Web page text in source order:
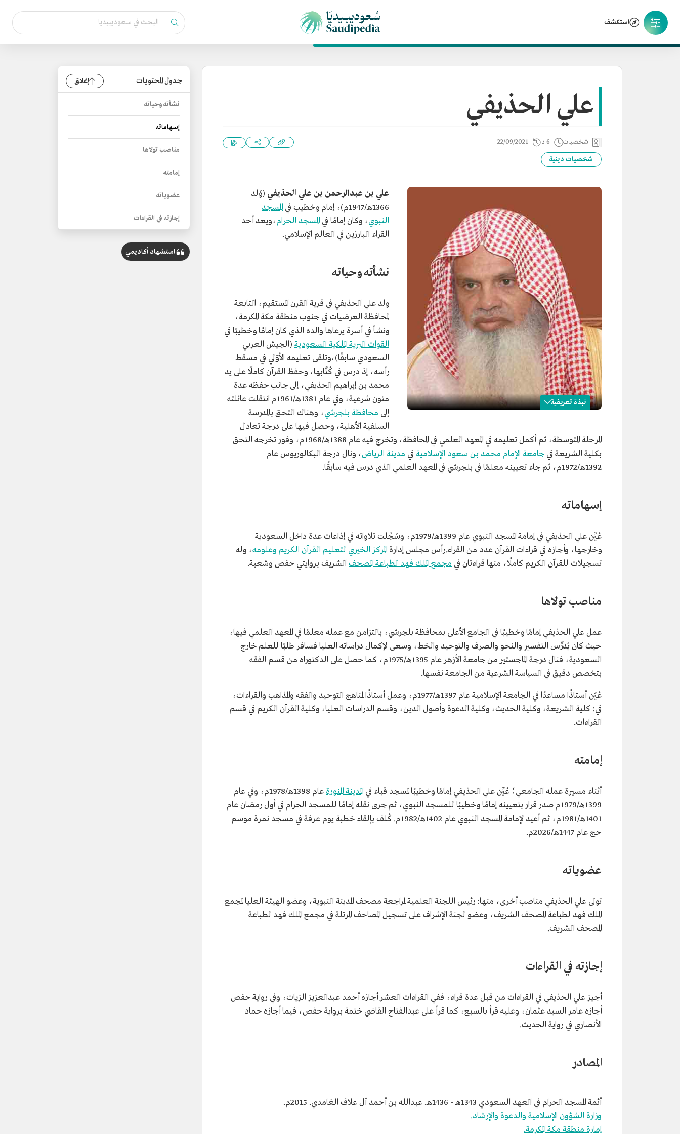
استكشف
علي الحذيفي
شخصيات 6 د 22/09/2021
شخصيات دينية
نبذة تعريفية
الاسم
علي الحذيفي.
تاريخ الميلاد
1947م.
محافظة العرضيات، منطقة مكة المكرمة.
تاريخ التعيين
علي بن عبدالرحمن بن علي الحذيفي (وُلد
1366هـ/1947م)، إمام وخطيب في
المسجد
النبوي، وكان إمامًا في المسجد الحرام،ويعد أحد
القراء البارزين في العالم الإسلامي.
نشأته وحياته
ولد علي الحذيفي في قرية القرن المستقيم، التابعة
لمحافظة العرضيات في جنوب منطقة مكة المكرمة،
ونشأ في أسرة يرعاها والده الذي كان إمامًا وخطيبًا في
القوات البرية الملكية السعودية (الجيش العربي
السعودي سابقًا)،وتلقى تعليمه الأوّلي في مسقط
رأسه، إذ درس في كُتَّابها، وحفظ القرآن كاملًا على يد
محمد بن إبراهيم الحذيفي، إلى جانب حفظه عدة
متون شرعية، وفي عام 1381هـ/1961م انتقلت عائلته
إلى محافظة بلجرشي، وهناك التحق بالمدرسة
السلفية الأهلية، وحصل فيها على درجة تعادل
المرحلة المتوسطة، ثم أكمل تعليمه في المعهد العلمي في المحافظة، وتخرج فيه عام 1388هـ/1968م، وفور تخرجه التحق
بكلية الشريعة في جامعة الإمام محمد بن سعود الإسلامية في مدينة الرياض، ونال درجة البكالوريوس عام
1392هـ/1972م، ثم جاء تعيينه معلمًا في بلجرشي في المعهد العلمي الذي درس فيه سابقًا.
إسهاماته
عُيِّن علي الحذيفي في إمامة المسجد النبوي عام 1399هـ/1979م، وسُجِّلت تلاواته في إذاعات عدة داخل السعودية
وخارجها، وأجازه في قراءات القرآن عدد من القراء.رأس مجلس إدارة المركز الخيري لتعليم القرآن الكريم وعلومه، وله
تسجيلات للقرآن الكريم كاملًا، منها قراءتان في مجمع الملك فهد لطباعة المصحف الشريف بروايتي حفص وشعبة.
مناصب تولاها
عمل علي الحذيفي إمامًا وخطيبًا في الجامع الأعلى بمحافظة بلجرشي، بالتزامن مع عمله معلمًا في المعهد العلمي فيها،
حيث كان يُدرِّس التفسير والنحو والصرف والتوحيد والخط، وسعى لإكمال دراساته العليا فسافر طلبًا للعلم خارج
السعودية، فنال درجة الماجستير من جامعة الأزهر عام 1395هـ/1975م، كما حصل على الدكتوراه من قسم الفقه
بتخصص دقيق في السياسة الشرعية من الجامعة نفسها.
عُيّن أستاذًا مساعدًا في الجامعة الإسلامية عام 1397هـ/1977م، وعمل أستاذًا لمناهج التوحيد والفقه والمذاهب والقراءات،
في: كلية الشريعة، وكلية الحديث، وكلية الدعوة وأصول الدين، وقسم الدراسات العليا، وكلية القرآن الكريم في قسم
القراءات.
إمامته
أثناء مسيرة عمله الجامعي؛ عُيِّن علي الحذيفي إمامًا وخطيبًا لمسجد قباء في المدينة المنورة
عام 1398هـ/1978م، وفي عام
1399هـ/1979م صدر قرار بتعيينه إمامًا وخطيبًا للمسجد النبوي، ثم جرى نقله إمامًا للمسجد الحرام في أول رمضان عام
1401هـ/1981م، ثم أعيد لإمامة المسجد النبوي عام 1402هـ/1982م. كُلف بإلقاء خطبة يوم عرفة في مسجد نمرة موسم
حج عام 1447هـ/2026م.
عضوياته
تولى علي الحذيفي مناصب أخرى، منها: رئيس اللجنة العلمية لمراجعة مصحف المدينة النبوية، وعضو الهيئة العليا لمجمع
الملك فهد لطباعة المصحف الشريف، وعضو لجنة الإشراف على تسجيل المصاحف المرتلة في مجمع الملك فهد لطباعة
المصحف الشريف.
إجازته في القراءات
أجيز علي الحذيفي في القراءات من قبل عدة قراء، ففي القراءات العشر أجازه أحمد عبدالعزيز الزيات، وفي رواية حفص
أجازه عامر السيد عثمان، وعليه قرأ بالسبع، كما قرأ على عبدالفتاح القاضي ختمة برواية حفص، فيما أجازه حماد
الأنصاري في رواية الحديث.
المصادر
أئمة المسجد الحرام في العهد السعودي 1343هـ - 1436هـ. عبدالله بن أحمد آل علاف الغامدي. 2015م.
وزارة الشؤون الإسلامية والدعوة والإرشاد.
إمارة منطقة مكة المكرمة.
جدول المحتويات إغلاق
نشأته وحياته
إسهاماته
مناصب تولاها
إمامته
عضوياته
إجازته في القراءات
استشهاد أكاديمي